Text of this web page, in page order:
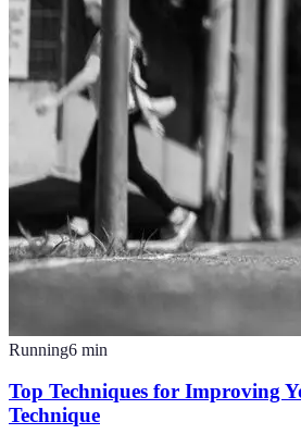
Running6 min
Top Techniques for Improving
Technique